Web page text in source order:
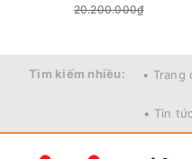
20.200.000₫
Tìm kiếm nhiều: • Trang
• Tin